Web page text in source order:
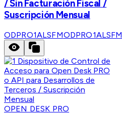
/ Sin Facturación Fiscal /
Suscripción Mensual
ODPRO1ALSFMODPRO1ALSFM
OPEN DESK PRO